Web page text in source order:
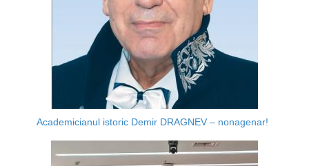
Academicianul istoric Demir DRAGNEV – nonagenar!